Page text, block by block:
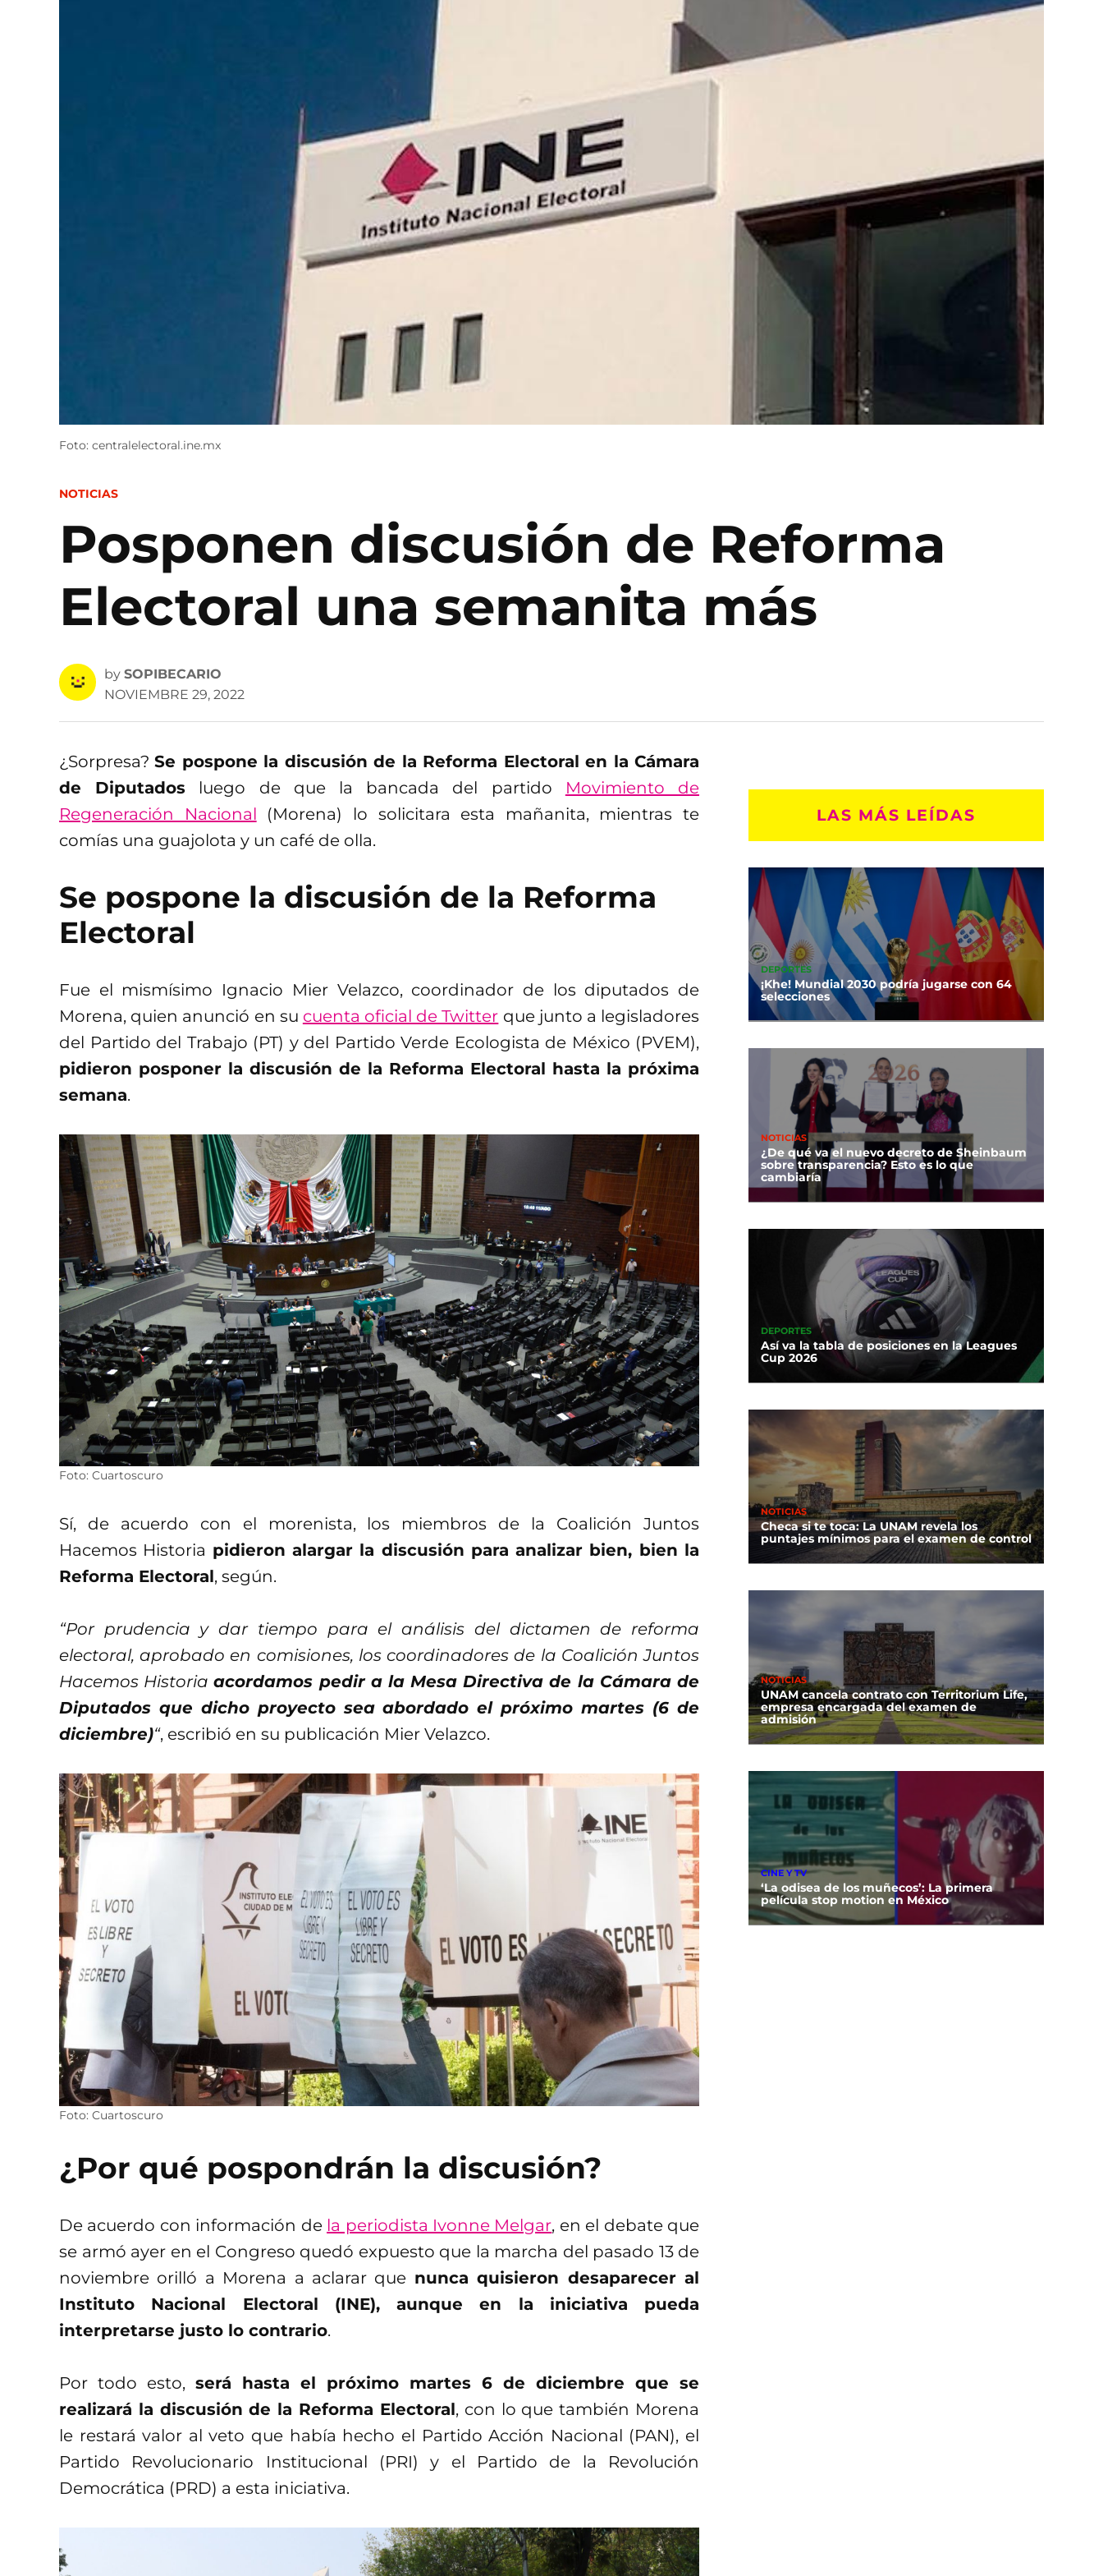
Foto: centralelectoral.ine.mx
POSTED
NOTICIAS
Posponen discusión de Reforma
Electoral una semanita más
by SOPIBECARIO
NOVIEMBRE 29, 2022
¿Sorpresa?Se pospone la discusión de la Reforma Electoral en la Cámara
de Diputados luego de que la bancada del partido Movimiento de
Regeneración Nacional (Morena) lo solicitara esta mañanita, mientras te
comías una guajolota y un café de olla.
Se pospone la discusión de la Reforma
Electoral
Fue el mismísimo Ignacio Mier Velazco, coordinador de los diputados de
Morena, quien anunció en su cuenta oficial de Twitter que junto a legisladores
del Partido del Trabajo (PT) y del Partido Verde Ecologista de México (PVEM),
pidieron posponer la discusión de la Reforma Electoral hasta la próxima
semana.
Foto: Cuartoscuro
Sí, de acuerdo con el morenista, los miembros de la Coalición Juntos
Hacemos Historia pidieron alargar la discusión para analizar bien, bien la
Reforma Electoral, según.
“Por prudencia y dar tiempo para el análisis del dictamen de reforma
electoral, aprobado en comisiones, los coordinadores de la Coalición Juntos
Hacemos Historiaacordamos pedir a la Mesa Directiva de la Cámara de
Diputados que dicho proyecto sea abordado el próximo martes (6 de
diciembre)“, escribió en su publicación Mier Velazco.
Foto: Cuartoscuro
¿Por qué pospondrán la discusión?
De acuerdo con información de la periodista Ivonne Melgar, en el debate que
se armó ayer en el Congreso quedó expuesto que la marcha del pasado 13 de
noviembre orilló a Morena a aclarar que nunca quisieron desaparecer al
Instituto Nacional Electoral (INE), aunque en la iniciativa pueda
interpretarse justo lo contrario.
Por todo esto, será hasta el próximo martes 6 de diciembre que se
realizará la discusión de la Reforma Electoral, con lo que también Morena
le restará valor al veto que había hecho el Partido Acción Nacional (PAN), el
Partido Revolucionario Institucional (PRI) y el Partido de la Revolución
Democrática (PRD) a esta iniciativa.
LAS MÁS LEÍDAS
DEPORTES
¡Khe! Mundial 2030 podría jugarse con 64
selecciones
NOTICIAS
¿De qué va el nuevo decreto de Sheinbaum
sobre transparencia? Esto es lo que
cambiaría
DEPORTES
Así va la tabla de posiciones en la Leagues
Cup 2026
NOTICIAS
Checa si te toca: La UNAM revela los
puntajes mínimos para el examen de control
NOTICIAS
UNAM cancela contrato con Territorium Life,
empresa encargada del examen de
admisión
CINE Y TV
‘La odisea de los muñecos’: La primera
película stop motion en México